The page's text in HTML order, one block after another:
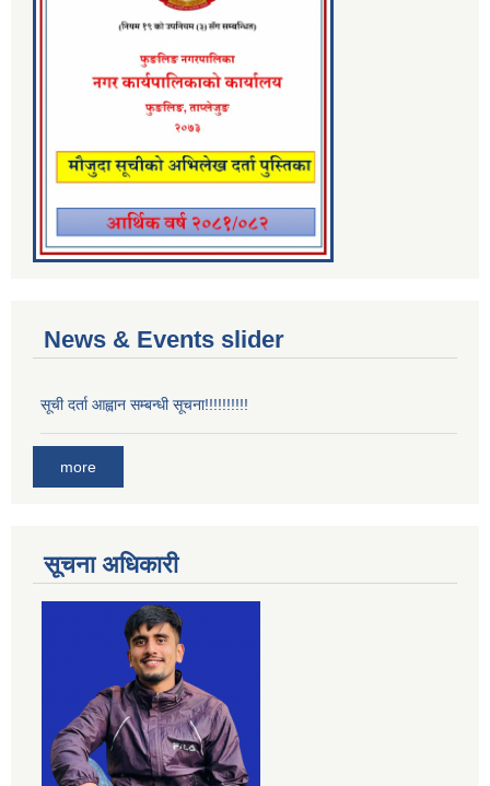
News & Events slider
सूची दर्ता आह्वान सम्बन्धी सूचना!!!!!!!!!!
more
सूचना अधिकारी